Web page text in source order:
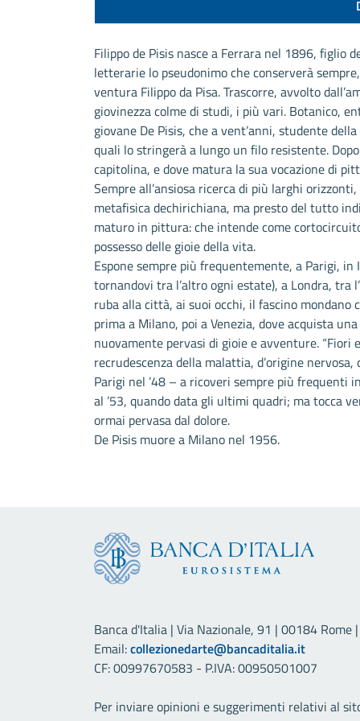
Filippo de Pisis nasce a Ferrara nel 1896, figlio
letterarie lo pseudonimo che conserverà
ventura Filippo da Pisa. Trascorre, avvolto
giovinezza colme di studi, i più vari. Botanico,
giovane De Pisis, che a vent’anni, studente
quali lo stringerà a lungo un filo resistente.
capitolina, e dove matura la sua vocazione di
Sempre all’ansiosa ricerca di più larghi
metafisica dechirichiana, ma presto del tutto
maturo in pittura: che intende come
possesso delle gioie della vita.
Espone sempre più frequentemente, a Parigi,
tornandovi tra l’altro ogni estate), a Londra, tra
ruba alla città, ai suoi occhi, il fascino mondano
prima a Milano, poi a Venezia, dove acquista
nuovamente pervasi di gioie e avventure.
recrudescenza della malattia, d’origine
Parigi nel ’48 – a ricoveri sempre più frequenti
al ’53, quando data gli ultimi quadri; ma tocca
ormai pervasa dal dolore.
De Pisis muore a Milano nel 1956.
Banca d'Italia | Via Nazionale, 91 | 00184 Rome
Email:collezionedarte@bancaditalia.it
CF: 00997670583 - P.IVA: 00950501007
Per inviare opinioni e suggerimenti relativi al